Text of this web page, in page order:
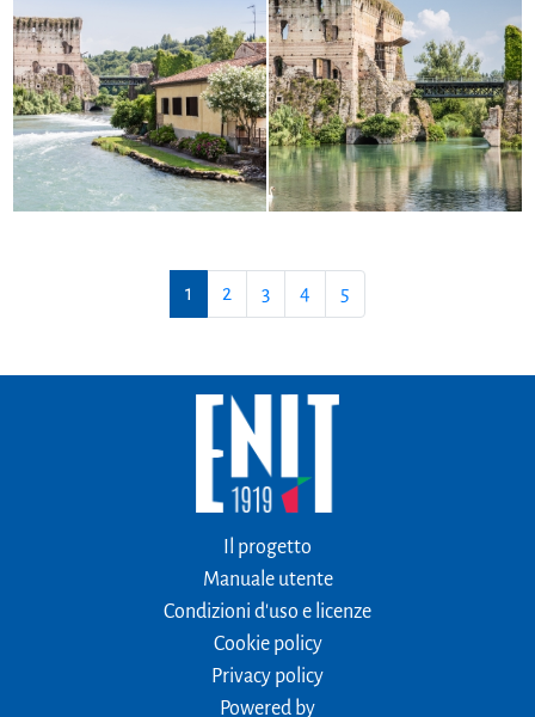
1 2 3 4 5
Il progetto
Manuale utente
Condizioni d'uso e licenze
Cookie policy
Privacy policy
Powered by